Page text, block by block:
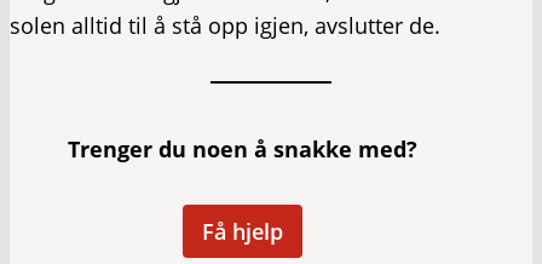
solen alltid til å stå opp igjen, avslutter de.
Trenger du noen å snakke med?
Få hjelp